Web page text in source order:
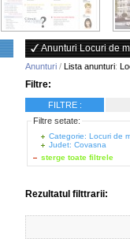
Anunturi Locuri de
Anunturi / Lista anunturi:
Filtre:
FILTRE :
Filtre setate:
Categorie: Locuri de
Judet: Covasna
sterge toate filtrele
Rezultatul filttrarii: